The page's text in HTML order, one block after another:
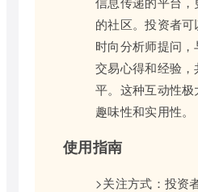
的社区。投资者
时向分析师提问
交易心得和经验
平。这种互动性
趣味性和实用性。
使用指南
>关注方式：投资